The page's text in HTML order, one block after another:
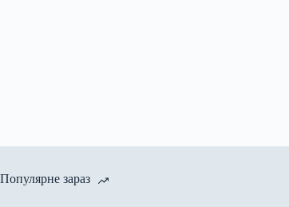
Популярне зараз